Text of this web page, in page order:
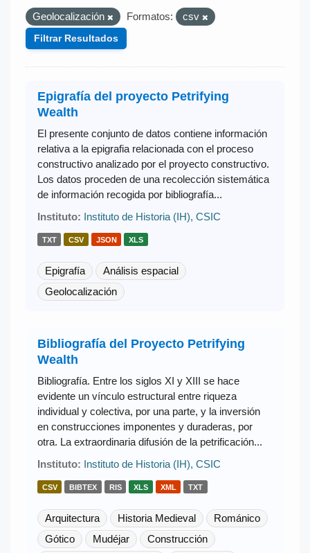
Geolocalización Formatos: csv
Filtrar Resultados
Epigrafía del proyecto Petrifying
Wealth
El presente conjunto de datos contiene información
relativa a la epigrafia relacionada con el proceso
constructivo analizado por el proyecto constructivo.
Los datos proceden de una recolección sistemática
de información recogida por bibliografía...
Instituto: Instituto de Historia (IH), CSIC
TXT CSV JSON XLS
Epigrafía
Análisis espacial
Geolocalización
Bibliografía del Proyecto Petrifying
Wealth
Bibliografía. Entre los siglos XI y XIII se hace
evidente un vínculo estructural entre riqueza
individual y colectiva, por una parte, y la inversión
en construcciones imponentes y duraderas, por
otra. La extraordinaria difusión de la petrificación...
Instituto: Instituto de Historia (IH), CSIC
CSV BIBTEX RIS XLS XML TXT
Arquitectura Historia Medieval
Románico
Gótico
Mudéjar
Construcción